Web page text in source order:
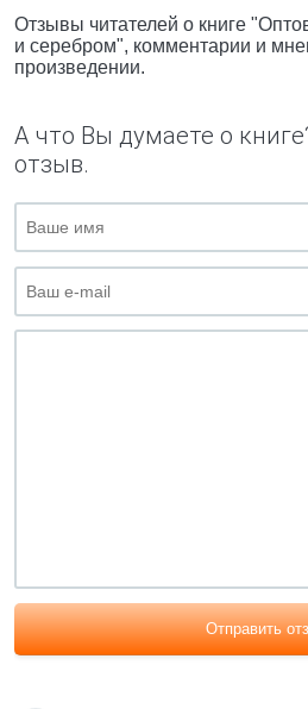
Отзывы читателей о книге
и серебром", комментарии и
произведении.
А что Вы думаете о
отзыв.
Отправить